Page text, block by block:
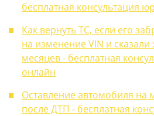
бесплатная консультация
Как вернуть ТС, если его
на изменение VIN и сказали
месяцев - бесплатная
онлайн
Оставление автомобиля на
после ДТП - бесплатная